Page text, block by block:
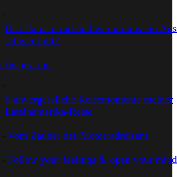
Das Hamsterrad und warum uns ein
schwer fällt?
Inspiration
5 unvergessliche Reisemomente meiner
Lateinamerika-Reise
Vom Zauber des Motorradreisens
Follow your feelings & open your